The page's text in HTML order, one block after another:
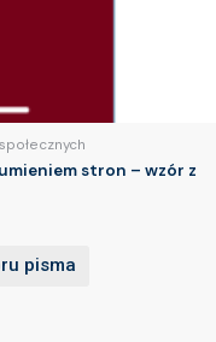
stron – wzór z
pisma